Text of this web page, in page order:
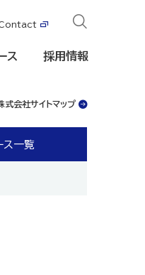
ス 採用情報
式会社サイトマップ
ス一覧